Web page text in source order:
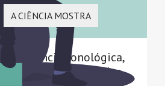
A CIÊNCIA MOSTRA
fonológica,
consciência fonémica